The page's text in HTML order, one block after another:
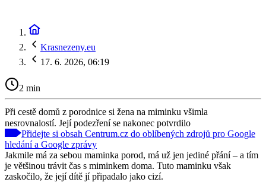
Krasnezeny.eu
17. 6. 2026, 06:19
2 min
Při cestě domů z porodnice si žena na miminku všimla
nesrovnalostí. Její podezření se nakonec potvrdilo
Přidejte si obsah Centrum.cz do oblíbených zdrojů pro Google
hledání a Google zprávy
Jakmile má za sebou maminka porod, má už jen jediné přání – a tím
je většinou trávit čas s miminkem doma. Tuto maminku však
zaskočilo, že její dítě jí připadalo jako cizí.